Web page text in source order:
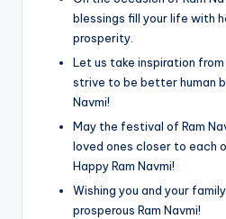
blessings fill your life with
prosperity.
Let us take inspiration from
strive to be better human
Navmi!
May the festival of Ram
loved ones closer to each
Happy Ram Navmi!
Wishing you and your
prosperous Ram Navmi!